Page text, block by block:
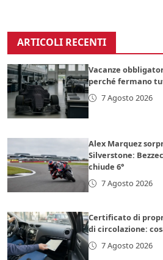
ARTICOLI RECENTI
Vacanze
perché fermano
7 Agosto 2026
Alex Marquez
Silverstone:
chiude 6°
7 Agosto 2026
Certificato di
di circolazione:
7 Agosto 2026